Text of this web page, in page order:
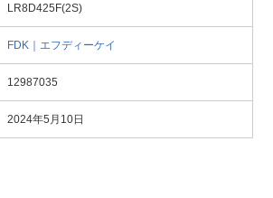
LR8D425F(2S)
FDK｜エフディーケイ
12987035
2024年5月10日